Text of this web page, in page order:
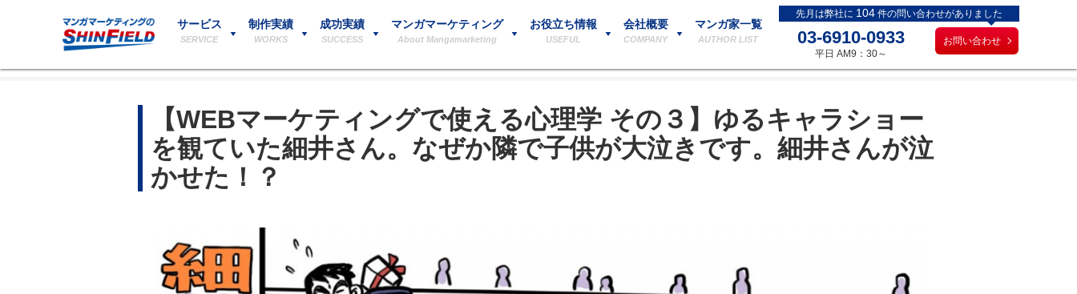
サービス
SERVICE
制作実績
WORKS
成功実績
SUCCESS
マンガマーケティング
About Mangamarketing
お役立ち情報
USEFUL
会社概要
COMPANY
マンガ家一覧
AUTHOR LIST
先月は弊社に 104 件の問い合わせがありました
03-6910-0933
平日 AM9：30～
お問い合わせ
【WEBマーケティングで使える心理学 その３】ゆるキャラショー
を観ていた細井さん。なぜか隣で子供が大泣きです。細井さんが泣
かせた！？